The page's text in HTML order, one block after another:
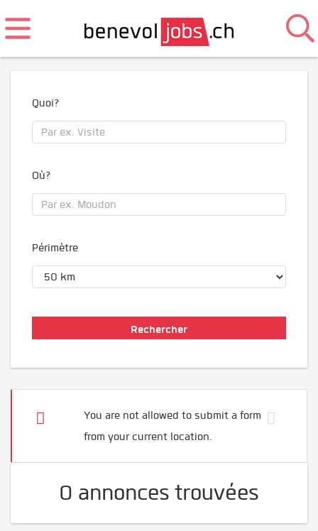
Quoi?
Où?
Périmètre
You are not allowed to submit a form
from your current location.
0 annonces trouvées